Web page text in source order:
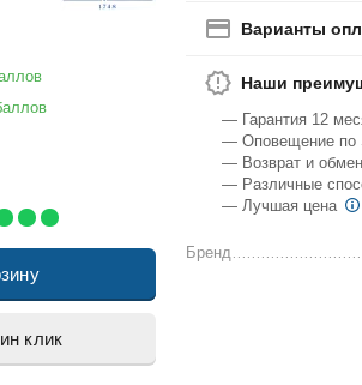
клик
Варианты
Наши
— Гарантия 12
— Оповещение по
— Возврат и обмен
— Различные
— Лучшая цена
Бренд